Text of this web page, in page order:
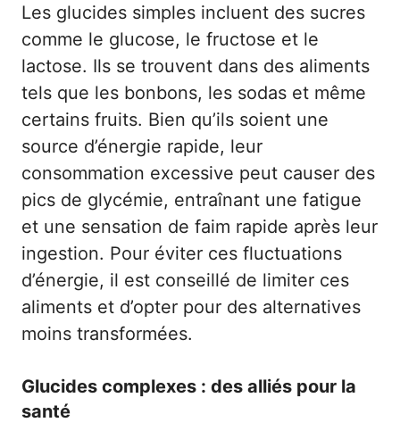
Les glucides simples incluent des sucres
comme le glucose, le fructose et le
lactose. Ils se trouvent dans des aliments
tels que les bonbons, les sodas et même
certains fruits. Bien qu’ils soient une
source d’énergie rapide, leur
consommation excessive peut causer des
pics de glycémie, entraînant une fatigue
et une sensation de faim rapide après leur
ingestion. Pour éviter ces fluctuations
d’énergie, il est conseillé de limiter ces
aliments et d’opter pour des alternatives
moins transformées.
Glucides complexes : des alliés pour la
santé